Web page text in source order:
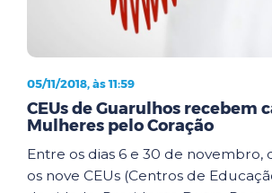
05/11/2018, às 11:59
CEUs de Guarulhos recebem
Mulheres pelo Coração
Entre os dias 6 e 30 de novembro,
os nove CEUs (Centros de